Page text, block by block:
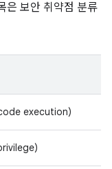
은 보안 취약점 분류
execution)